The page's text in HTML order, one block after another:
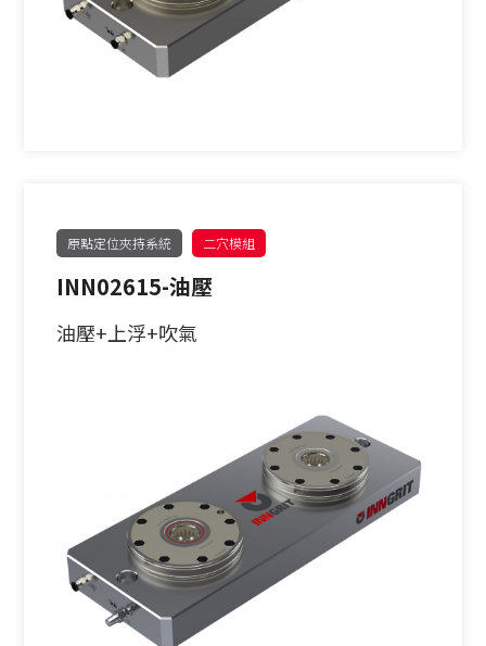
原點定位夾持系統 二穴模組
INN02615-油壓
油壓+上浮+吹氣